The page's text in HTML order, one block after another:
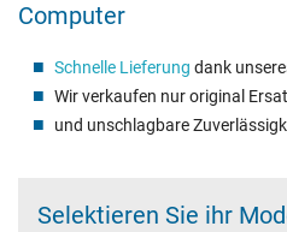
Computer
Schnelle Lieferung dank
Wir verkaufen nur original
und unschlagbare
Selektieren Sie ihr